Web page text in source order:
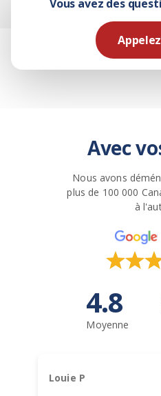
Vous avez des
Avec
Nous avons
plus de 100 000
à
4.8
Moyenne
Louie P